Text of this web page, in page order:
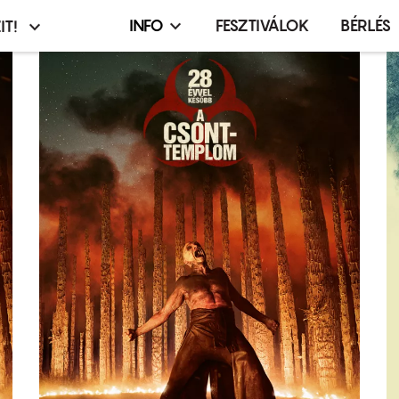
Infó,
esemény,
terembérlés
menü
INFO FESZTIVÁLOK BÉRLÉS